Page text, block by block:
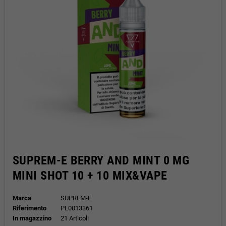
SUPREM-E BERRY AND MINT 0 MG
MINI SHOT 10 + 10 MIX&VAPE
Marca
SUPREM-E
Riferimento
PL0013361
In magazzino
21 Articoli